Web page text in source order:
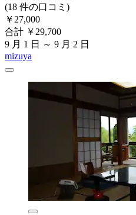
(18 件の口コミ)
￥27,000
合計 ￥29,700
9 月 1 日 ～ 9 月 2 日
mizuya